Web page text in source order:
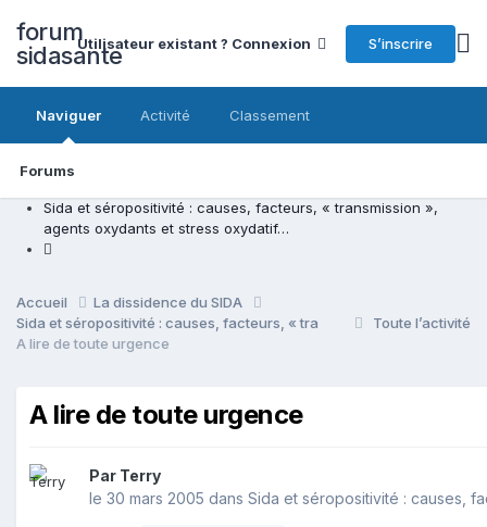
forum
sidasanteUtilisateur existant ? Connexion S’inscrire
Naviguer
Forums
Activité Classement
Sida et séropositivité : causes, facteurs, « transmission »,
agents oxydants et stress oxydatif…
Toute l’activité
Accueil
La dissidence du SIDA
Sida et séropositivité : causes, facteurs, « transmission », agents
A lire de toute urgence
A lire de toute urgence
Par Terry
le 30 mars 2005 dans Sida et séropositivité : causes,